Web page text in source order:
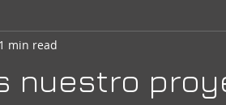
nuestro
1 min read